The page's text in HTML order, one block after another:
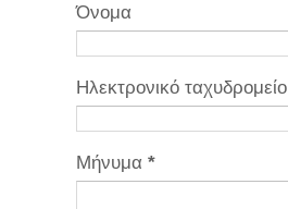
Όνομα
Ηλεκτρονικό ταχυδρομείο
Μήνυμα *